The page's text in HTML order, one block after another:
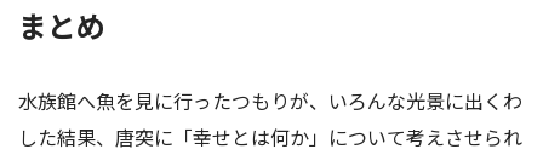
まとめ
水族館へ魚を見に行ったつもりが、いろんな光景に出くわ
した結果、唐突に「幸せとは何か」について考えさせられ